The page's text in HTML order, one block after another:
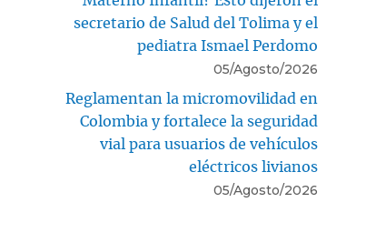
secretario de Salud del Tolima y el
pediatra Ismael Perdomo
05/Agosto/2026
Reglamentan la micromovilidad en
Colombia y fortalece la seguridad
vial para usuarios de vehículos
eléctricos livianos
05/Agosto/2026